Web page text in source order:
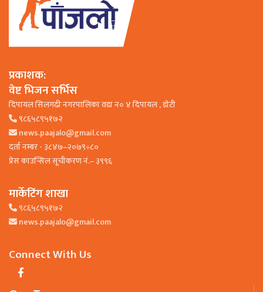
प्रकाशक:
वेष्ट भिजन सर्भिस
दिपायल सिलगढी नगरपालिका वडा न० ४ दिपायल , डाेटी
९८६५८९५१७२
news.paajalo@gmail.com
दर्ता नम्बर - ३८४७–२०७९÷८०
प्रेस काउन्सिल सूचीकरण नं.– ३९९६
मार्केटिंग शाखा
९८६५८९५१७२
news.paajalo@gmail.com
Connect With Us